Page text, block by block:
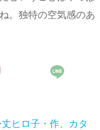
。独特の空気感のあ
ヒロ子・作、カタ